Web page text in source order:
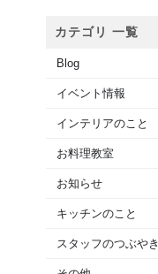
カテゴリ 一覧
Blog
イベント情報
インテリアのこと
お料理教室
お知らせ
キッチンのこと
スタッフのつぶやき